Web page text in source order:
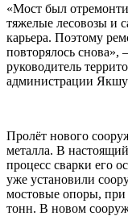
«Мост был
тяжелые лесовозы и
карьера. Поэтому
повторялось снова»,
руководитель
администрации
Пролёт нового
металла. В
процесс сварки его
уже установили
мостовые опоры, при
тонн. В новом